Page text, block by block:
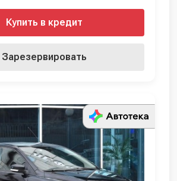
Купить в кредит
Зарезервировать